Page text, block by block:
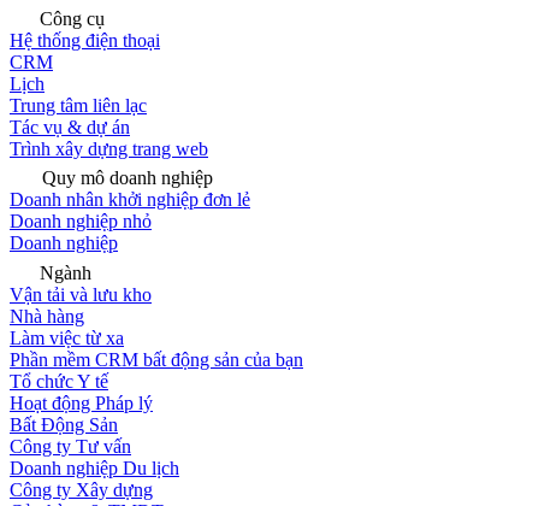
Công cụ
Hệ thống điện thoại
CRM
Lịch
Trung tâm liên lạc
Tác vụ & dự án
Trình xây dựng trang web
Quy mô doanh nghiệp
Doanh nhân khởi nghiệp đơn lẻ
Doanh nghiệp nhỏ
Doanh nghiệp
Ngành
Vận tải và lưu kho
Nhà hàng
Làm việc từ xa
Phần mềm CRM bất động sản của bạn
Tổ chức Y tế
Hoạt động Pháp lý
Bất Động Sản
Công ty Tư vấn
Doanh nghiệp Du lịch
Công ty Xây dựng